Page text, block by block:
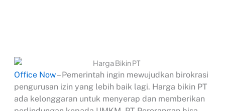
Office Now– Pemerintah ingin mewujudkan birokrasi
pengurusan izin yang lebih baik lagi. Harga bikin PT
ada kelonggaran untuk menyerap dan memberikan